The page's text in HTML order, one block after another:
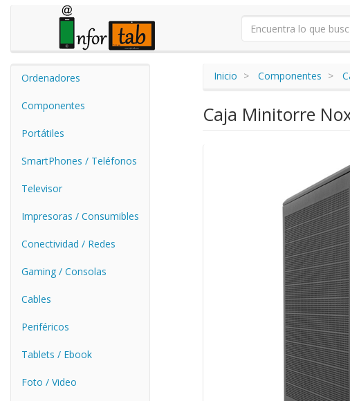
Ordenadores
Componentes
Portátiles
SmartPhones / Teléfonos
Televisor
Impresoras / Consumibles
Conectividad / Redes
Gaming / Consolas
Cables
Periféricos
Tablets / Ebook
Foto / Video
Inicio Componentes
Caja Minitorre